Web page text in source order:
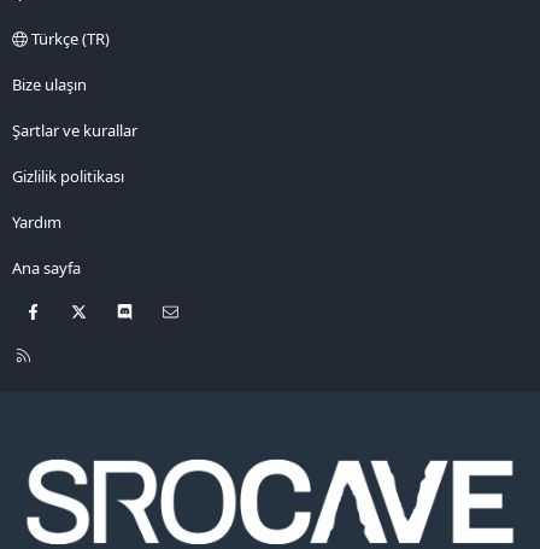
Türkçe (TR)
Bize ulaşın
Şartlar ve kurallar
Gizlilik politikası
Yardım
Ana sayfa
Facebook Discord
R